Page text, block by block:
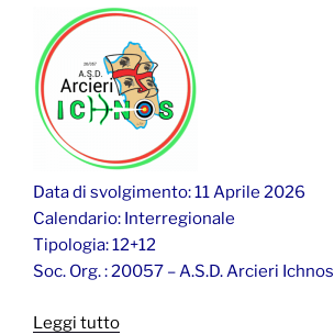
Data di svolgimento: 11 Aprile 2026
Calendario: Interregionale
Tipologia: 12+12
Soc. Org. : 20057 – A.S.D. Arcieri Ichnos
Leggi tutto“Decimomannu”